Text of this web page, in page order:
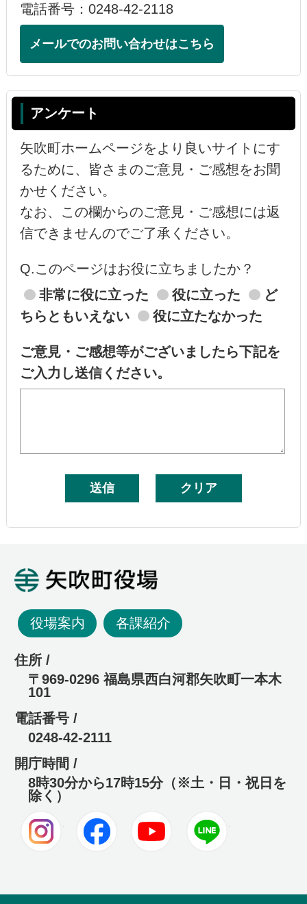
電話番号：0248-42-2118
メールでのお問い合わせはこちら
アンケート
矢吹町ホームページをより良いサイトにす
るために、皆さまのご意見・ご感想をお聞
かせください。
なお、この欄からのご意見・ご感想には返
信できませんのでご了承ください。
Q.このページはお役に立ちましたか？
非常に役に立った
役に立った
ど
ちらともいえない
役に立たなかった
ご意見・ご感想等がございましたら下記を
ご入力し送信ください。
役場案内 各課紹介
住所 /
〒969-0296 福島県西白河郡矢吹町一本木
101
電話番号 /
0248-42-2111
開庁時間 /
8時30分から17時15分（※土・日・祝日を
除く）
Instagram Facebook Youtube